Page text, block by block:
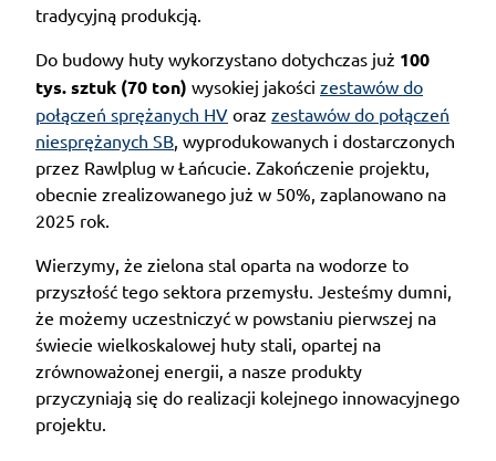
tradycyjną produkcją.
Do budowy huty wykorzystano dotychczas już 100
tys. sztuk (70 ton) wysokiej jakości zestawów do
połączeń sprężanych HV oraz zestawów do połączeń
niesprężanych SB , wyprodukowanych i dostarczonych
przez Rawlplug w Łańcucie. Zakończenie projektu,
obecnie zrealizowanego już w 50%, zaplanowano na
2025 rok.
Wierzymy, że zielona stal oparta na wodorze to
przyszłość tego sektora przemysłu. Jesteśmy dumni,
że możemy uczestniczyć w powstaniu pierwszej na
świecie wielkoskalowej huty stali, opartej na
zrównoważonej energii, a nasze produkty
przyczyniają się do realizacji kolejnego innowacyjnego
projektu.